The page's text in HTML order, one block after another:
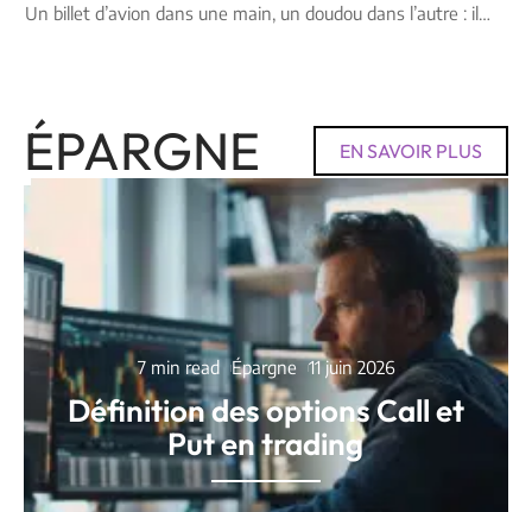
Un billet d’avion dans une main, un doudou dans l’autre : il
ÉPARGNE EN SAVOIR PLUS
7 min read Épargne 11 juin 2026
Définition des options Call et
Put en trading